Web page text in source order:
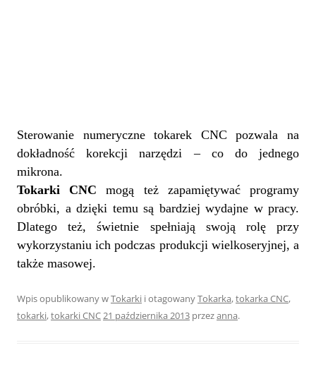
Sterowanie numeryczne tokarek CNC pozwala na
dokładność korekcji narzędzi – co do jednego
mikrona.
Tokarki CNC mogą też zapamiętywać programy
obróbki, a dzięki temu są bardziej wydajne w pracy.
Dlatego też, świetnie spełniają swoją rolę przy
wykorzystaniu ich podczas produkcji wielkoseryjnej, a
także masowej.
Wpis opublikowany wTokarki i otagowanyTokarka,tokarka CNC,
tokarki,tokarki CNC21 października 2013 przezanna.